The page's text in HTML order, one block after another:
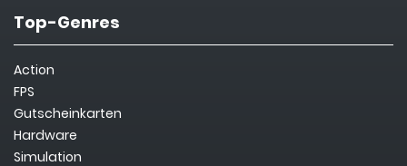
Top-Genres
Action
FPS
Gutscheinkarten
Hardware
Simulation